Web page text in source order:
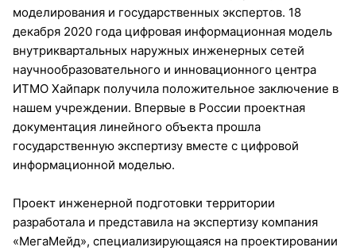
моделирования и государственных экспертов. 18
декабря 2020 года цифровая информационная модель
внутриквартальных наружных инженерных сетей
научнообразовательного и инновационного центра
ИТМО Хайпарк получила положительное заключение в
нашем учреждении. Впервые в России проектная
документация линейного объекта прошла
государственную экспертизу вместе с цифровой
информационной моделью.
Проект инженерной подготовки территории
разработала и представила на экспертизу компания
«МегаМейд», специализирующаяся на проектировании